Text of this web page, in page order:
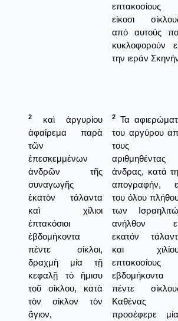
επτακοσίους
είκοσι
από αυτούς
κυκλοφορούν
την ιεράν
2
καὶ ἀργυρίου
ἀφαίρεμα παρὰ
τῶν
ἐπεσκεμμένων
ἀνδρῶν τῆς
συναγωγῆς
ἑκατὸν τάλαντα
καὶ χίλιοι
ἑπτακόσιοι
ἑβδομήκοντα
πέντε σίκλοι,
δραχμὴ μία τῇ
κεφαλῇ τὸ ἥμισυ
τοῦ σίκλου, κατὰ
τὸν σίκλον τὸν
ἅγιον,
2
Τα
του αργύρου
τους
αριθμηθέντας
άνδρας, κατά
απογραφήν,
του όλου
των
ανήλθον
εκατόν
και
επτακοσίους
εβδομήκοντα
πέντε
Καθένας
προσέφερε